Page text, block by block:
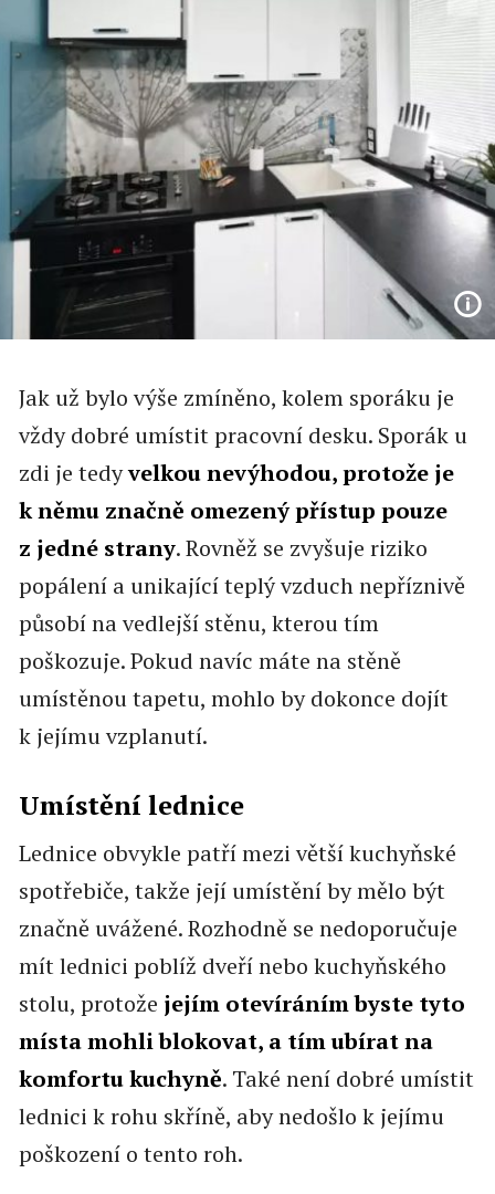
Jak už bylo výše zmíněno, kolem sporáku je
vždy dobré umístit pracovní desku. Sporák u
zdi je tedyvelkou nevýhodou, protože je
k němu značně omezený přístup pouze
z jedné strany. Rovněž se zvyšuje riziko
popálení a unikající teplý vzduch nepříznivě
působí na vedlejší stěnu, kterou tím
poškozuje. Pokud navíc máte na stěně
umístěnou tapetu, mohlo by dokonce dojít
k jejímu vzplanutí.
Umístění lednice
Lednice obvykle patří mezi větší kuchyňské
spotřebiče, takže její umístění by mělo být
značně uvážené. Rozhodně se nedoporučuje
mít lednici poblíž dveří nebo kuchyňského
stolu, protože jejím otevíráním byste tyto
místa mohli blokovat, a tím ubírat na
komfortu kuchyně. Také není dobré umístit
lednici k rohu skříně, aby nedošlo k jejímu
poškození o tento roh.